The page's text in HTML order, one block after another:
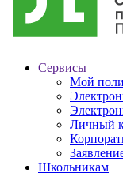
Сервисы
Мой
Личный
Школьникам